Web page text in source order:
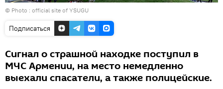
© Photo : official site of YSUGU
Подписаться
Сигнал о страшной находке поступил в
МЧС Армении, на место немедленно
выехали спасатели, а также полицейские.